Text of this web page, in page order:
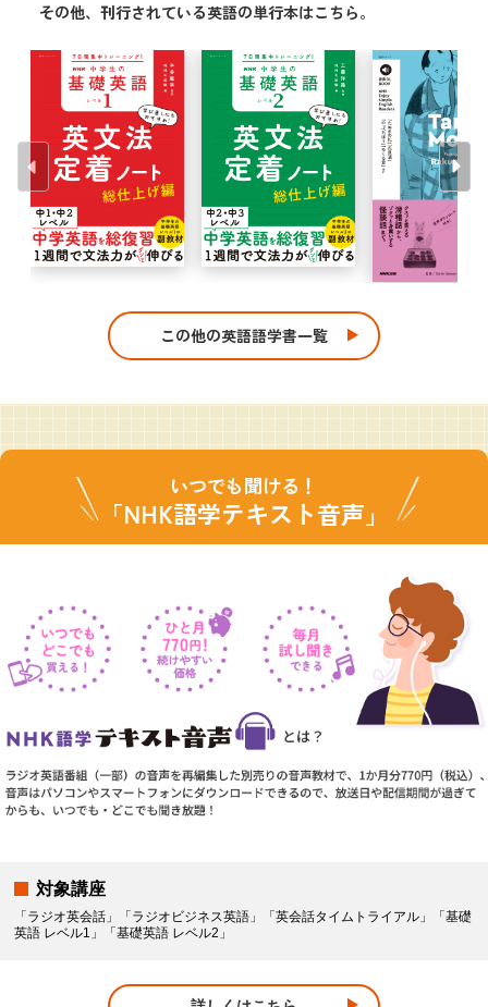
その他、刊行されている英語の単行本はこちら。
この他の英語語学書一覧
いつでも聞ける！
「NHK語学テキスト音声」
対象講座
「ラジオ英会話」「ラジオビジネス英語」「英会話タイムトライアル」「基礎
英語 レベル1」「基礎英語 レベル2」